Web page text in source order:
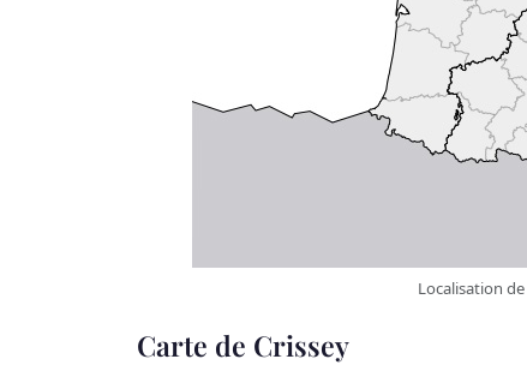
Localisation de
Carte de Crissey